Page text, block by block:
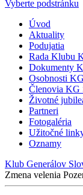
Vyberte podstránku
Úvod
Aktuality
Podujatia
Rada Klubu
Dokumenty
Osobnosti
Členovia KG
Životné
Partneri
Fotogaléria
Užitočné
Oznamy
Klub Generálov
Zmena velenia